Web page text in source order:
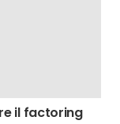
il factoring